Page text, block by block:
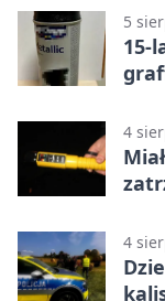
5
15-
4
4